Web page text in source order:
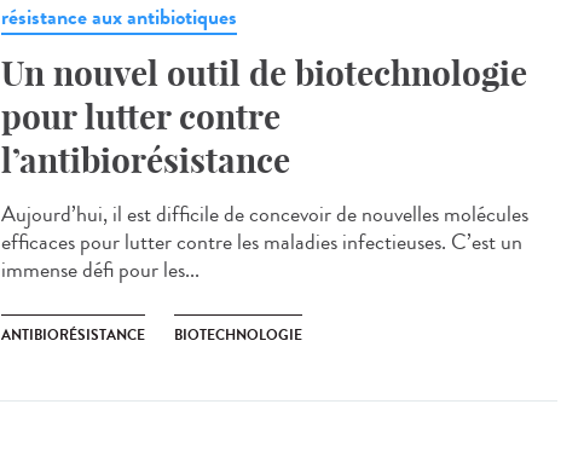
résistance aux antibiotiques
Un nouvel outil de biotechnologie
pour lutter contre
l’antibiorésistance
Aujourd’hui, il est difficile de concevoir de nouvelles molécules
efficaces pour lutter contre les maladies infectieuses. C’est un
immense défi pour les...
ANTIBIORÉSISTANCE BIOTECHNOLOGIE